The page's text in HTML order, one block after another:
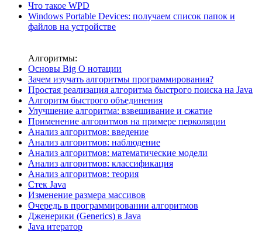
Что такое WPD
Windows Portable Devices: получаем список папок и
файлов на устройстве
Алгоритмы:
Основы Big O нотации
Зачем изучать алгоритмы программирования?
Простая реализация алгоритма быстрого поиска на Java
Алгоритм быстрого объединения
Улучшение алгоритма: взвешивание и сжатие
Применение алгоритмов на примере перколяции
Анализ алгоритмов: введение
Анализ алгоритмов: наблюдение
Анализ алгоритмов: математические модели
Анализ алгоритмов: классификация
Анализ алгоритмов: теория
Стек Java
Изменение размера массивов
Очередь в программировании алгоритмов
Дженерики (Generics) в Java
Java итератор